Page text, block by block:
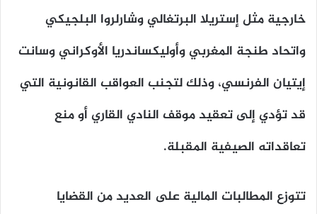
خارجية مثل إستريلا البرتغالي وشارلروا البلجيكي
واتحاد طنجة المغربي وأوليكساندريا الأوكراني وسانت
إيتيان الفرنسي، وذلك لتجنب العواقب القانونية التي
قد تؤدي إلى تعقيد موقف النادي القاري أو منع
تعاقداته الصيفية المقبلة.
تتوزع المطالبات المالية على العديد من القضايا